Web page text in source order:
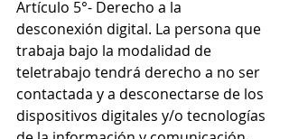
Artículo 5°- Derecho a la
desconexión digital. La persona que
trabaja bajo la modalidad de
teletrabajo tendrá derecho a no ser
contactada y a desconectarse de los
dispositivos digitales y/o tecnologías